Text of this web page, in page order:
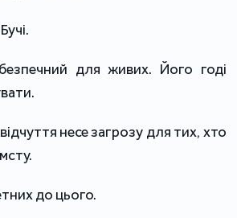
для живих. Його годі
несе загрозу для тих, хто
до цього.